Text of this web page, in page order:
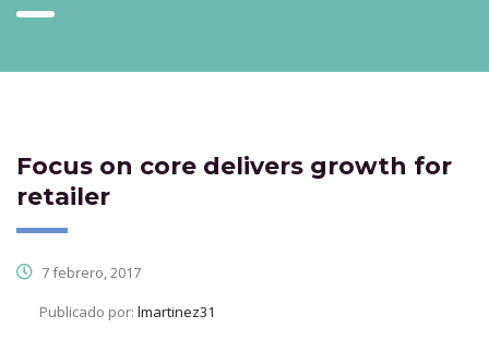
Focus on core delivers growth for
retailer
7 febrero, 2017
Publicado por: lmartinez31